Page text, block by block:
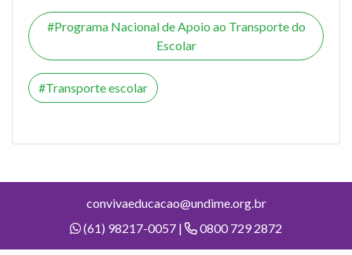
Programa Nacional de Apoio ao Transporte do
Escolar
Transporte escolar
convivaeducacao@undime.org.br
(61) 98217-0057 |
0800 729 2872